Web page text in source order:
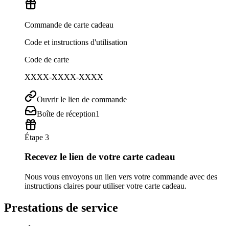
Commande de carte cadeau
Code et instructions d'utilisation
Code de carte
XXXX-XXXX-XXXX
Ouvrir le lien de commande
Boîte de réception1
Étape 3
Recevez le lien de votre carte cadeau
Nous vous envoyons un lien vers votre commande avec des
instructions claires pour utiliser votre carte cadeau.
Prestations de service